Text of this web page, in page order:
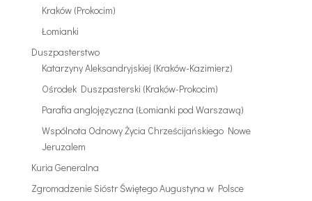
Kraków (Prokocim)
Łomianki
Duszpasterstwo
Katarzyny Aleksandryjskiej (Kraków-Kazimierz)
Ośrodek Duszpasterski (Kraków-Prokocim)
Parafia anglojęzyczna (Łomianki pod Warszawą)
Wspólnota Odnowy Życia Chrześcijańskiego Nowe
Jeruzalem
Kuria Generalna
Zgromadzenie Sióstr Świętego Augustyna w Polsce